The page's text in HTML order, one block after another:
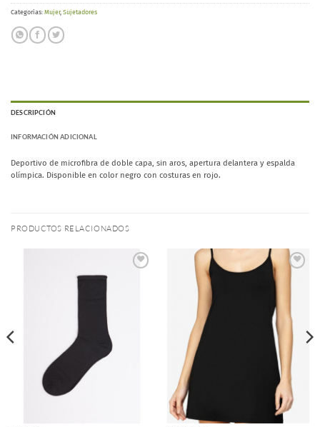
Categorías: Mujer, Sujetadores
DESCRIPCIÓN
INFORMACIÓN ADICIONAL
Deportivo de microfibra de doble capa, sin aros, apertura delantera y espalda
olímpica. Disponible en color negro con costuras en rojo.
PRODUCTOS RELACIONADOS